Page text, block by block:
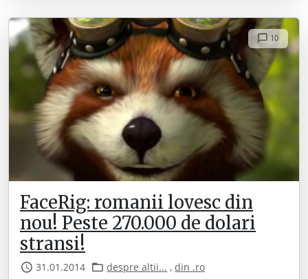
10
FaceRig: romanii lovesc din
nou! Peste 270.000 de dolari
stransi!
31.01.2014 despre altii... ,din .ro